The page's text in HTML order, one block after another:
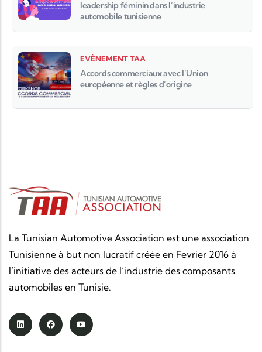
leadership féminin dans l’industrie
automobile tunisienne
EVÈNEMENT TAA
Accords commerciaux avec l’Union
européenne et règles d’origine
La Tunisian Automotive Association est une association
Tunisienne à but non lucratif créée en Fevrier 2016 à
l’initiative des acteurs de l’industrie des composants
automobiles en Tunisie.